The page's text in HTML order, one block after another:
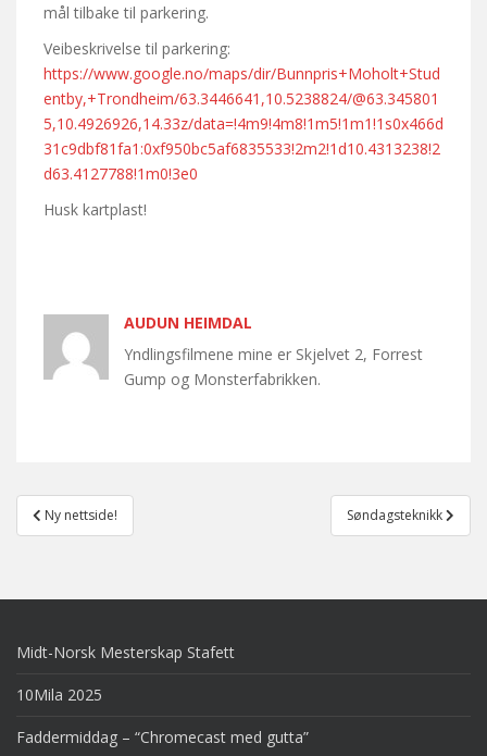
mål tilbake til parkering.
Veibeskrivelse til parkering:
https://www.google.no/maps/dir/Bunnpris+Moholt+Stud
entby,+Trondheim/63.3446641,10.5238824/@63.345801
5,10.4926926,14.33z/data=!4m9!4m8!1m5!1m1!1s0x466d
31c9dbf81fa1:0xf950bc5af6835533!2m2!1d10.4313238!2
d63.4127788!1m0!3e0
Husk kartplast!
AUDUN HEIMDAL
Yndlingsfilmene mine er Skjelvet 2, Forrest
Gump og Monsterfabrikken.
Post
navigation
Ny nettside! Søndagsteknikk
Midt-Norsk Mesterskap Stafett
10Mila 2025
Faddermiddag – “Chromecast med gutta”